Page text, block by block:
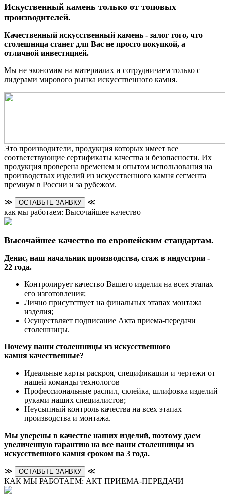
Искуственный камень только от топовых
производителей.
Качественный искусственный камень - залог того, что
столешница станет для Вас не просто покупкой, а
отличной инвестицией.
Мы не экономим на материалах и сотрудничаем только с
лидерами мирового рынка искусственного камня.
Это производители, продукция которых имеет все
соответствующие сертификаты качества и безопасности. Их
продукция проверена временем и опытом использования на
производствах изделий из искусственного камня сегмента
премиум в России и за рубежом.
≫ ОСТАВЬТЕ ЗАЯВКУ
≪
как мы работаем: Высочайшее качество
Высочайшее качество по европейским стандартам.
Денис, наш начальник производства, стаж в индустрии -
22 года.
Контролирует качество Вашего изделия на всех этапах
его изготовления;
Лично присутствует на финальных этапах монтажа
изделия;
Осуществляет подписание Акта приема-передачи
столешницы.
Почему наши столешницы из искусственного
камня качественные?
Идеальные карты раскроя, спецификации и чертежи от
нашей команды технологов
Профессиональные распил, склейка, шлифовка изделий
руками наших специалистов;
Неусыпный контроль качества на всех этапах
производства и монтажа.
Мы уверены в качестве наших изделий, поэтому даем
увеличенную гарантию на все наши столешницы из
искусственного камня сроком на 3 года.
≫ ОСТАВЬТЕ ЗАЯВКУ
≪
КАК МЫ РАБОТАЕМ: АКТ ПРИЕМА-ПЕРЕДАЧИ